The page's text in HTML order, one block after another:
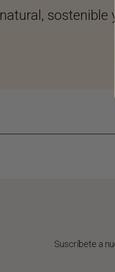
natural, sostenible
Suscríbete a